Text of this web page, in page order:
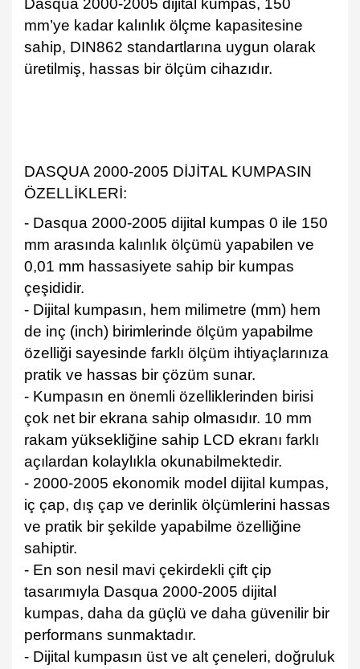
Dasqua 2000-2005 dijital kumpas, 150
mm’ye kadar kalınlık ölçme kapasitesine
sahip, DIN862 standartlarına uygun olarak
üretilmiş, hassas bir ölçüm cihazıdır.
DASQUA 2000-2005 DİJİTAL KUMPASIN
ÖZELLİKLERİ:
- Dasqua 2000-2005 dijital kumpas 0 ile 150
mm arasında kalınlık ölçümü yapabilen ve
0,01 mm hassasiyete sahip bir kumpas
çeşididir.
- Dijital kumpasın, hem milimetre (mm) hem
de inç (inch) birimlerinde ölçüm yapabilme
özelliği sayesinde farklı ölçüm ihtiyaçlarınıza
pratik ve hassas bir çözüm sunar.
- Kumpasın en önemli özelliklerinden birisi
çok net bir ekrana sahip olmasıdır. 10 mm
rakam yüksekliğine sahip LCD ekranı farklı
açılardan kolaylıkla okunabilmektedir.
- 2000-2005 ekonomik model dijital kumpas,
iç çap, dış çap ve derinlik ölçümlerini hassas
ve pratik bir şekilde yapabilme özelliğine
sahiptir.
- En son nesil mavi çekirdekli çift çip
tasarımıyla Dasqua 2000-2005 dijital
kumpas, daha da güçlü ve daha güvenilir bir
performans sunmaktadır.
- Dijital kumpasın üst ve alt çeneleri, doğruluk